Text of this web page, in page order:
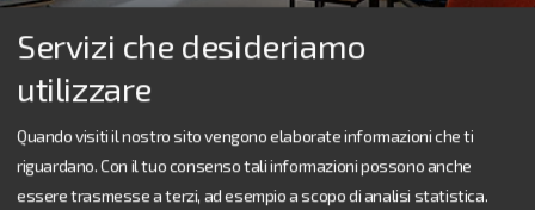
Servizi che desideriamo
utilizzare
Quando visiti il nostro sito vengono elaborate informazioni che ti
riguardano. Con il tuo consenso tali informazioni possono anche
essere trasmesse a terzi, ad esempio a scopo di analisi statistica.